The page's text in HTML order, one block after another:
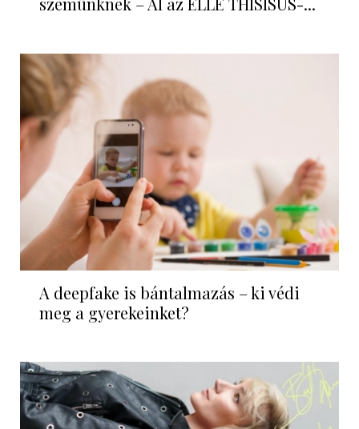
A deepfake is bántalmazás – ki védi
meg a gyerekeinket?